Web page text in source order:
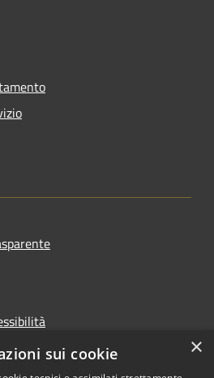
×
sui cookie